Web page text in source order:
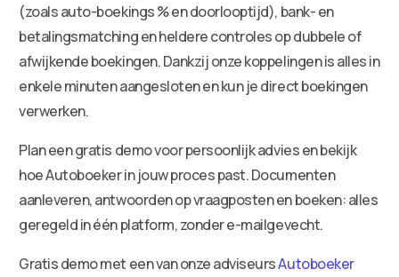
(zoals auto-boekings % en doorlooptijd), bank- en
betalingsmatching en heldere controles op dubbele of
afwijkende boekingen. Dankzij onze koppelingen is alles in
enkele minuten aangesloten en kun je direct boekingen
verwerken.
Plan een gratis demo voor persoonlijk advies en bekijk
hoe Autoboeker in jouw proces past. Documenten
aanleveren, antwoorden op vraagposten en boeken: alles
geregeld in één platform, zonder e-mailgevecht.
Gratis demo met een van onze adviseursAutoboeker